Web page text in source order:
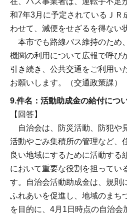
和7年3月に予定されているＪＲ
わせて、減便をせざるを得ない
本市でも路線バス維持のため
機関の利用について広報で呼び
引き続き、公共交通をご利用い
お願いします。（交通政策課）
9.件名：活動助成金の給付につ
【回答】
自治会は、防災活動、防犯や
活動やごみ集積所の管理など、
良い地域にするために活動する
において重要な役割を担ってい
す。自治会活動助成金は、規則
ふれあいを促進し、地域のまち
を目的に、4月1日時点の自治会